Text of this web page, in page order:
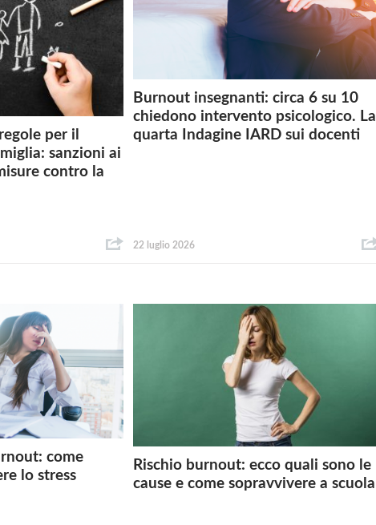
per il
sanzioni ai
contro la
Burnout insegnanti: circa 6 su 10
chiedono intervento psicologico. La
quarta Indagine IARD sui docenti
22 luglio 2026
come
lo stress
Rischio burnout: ecco quali sono le
cause e come sopravvivere a scuola